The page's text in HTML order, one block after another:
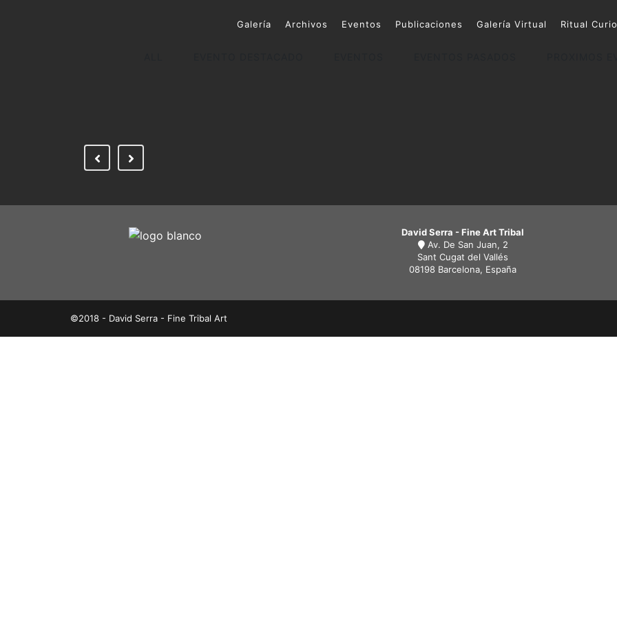
Galería Archivos Eventos Publicaciones Galería Virtual Ritual
David Serra - Fine Art Tribal
Av. De San Juan, 2
Sant Cugat del Vallés
08198 Barcelona, España
©2018 - David Serra - Fine Tribal Art